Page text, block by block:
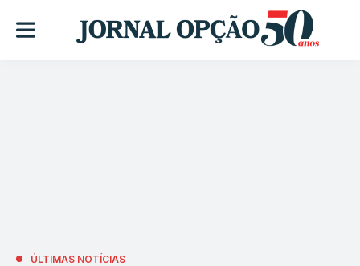
ÚLTIMAS NOTÍCIAS